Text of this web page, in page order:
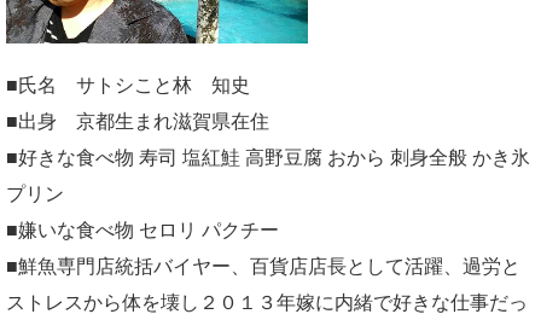
■氏名 サトシこと林 知史
■出身 京都生まれ滋賀県在住
■好きな食べ物 寿司 塩紅鮭 高野豆腐 おから 刺身全般 かき氷
プリン
■嫌いな食べ物 セロリ パクチー
■鮮魚専門店統括バイヤー、百貨店店長として活躍、過労と
ストレスから体を壊し２０１３年嫁に内緒で好きな仕事だっ